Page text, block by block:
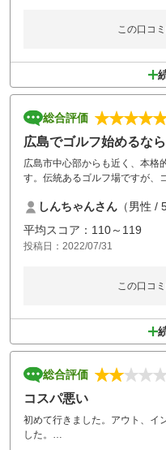
この口コ
総合評価
広島でゴルフ始めるな
広島市中心部からも近く、本格
す。伝統あるゴルフ場ですが、
本が9ホールなのでハーフ利用
ち良く楽しめるのが良いです。
ンドしてもOUTのリベンジしな
る気分が味わえる工夫がなされ
しんちゃんさん （男性 /
平均スコア：110～119
投稿日：2022/07/31
この口コ
総合評価
コスパ悪い
初めて行きました。アウト、イ
した。